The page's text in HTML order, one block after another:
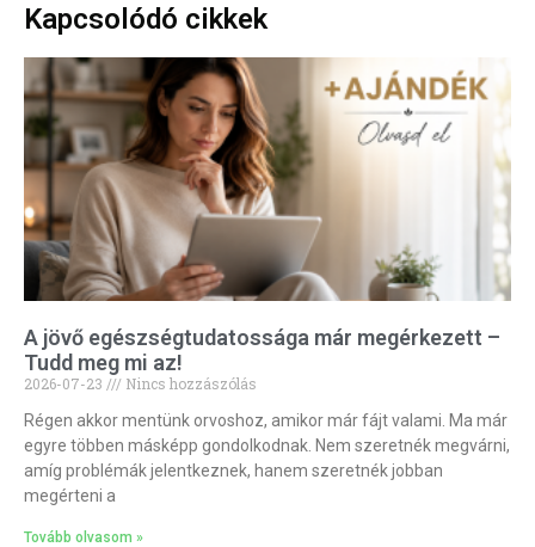
Kapcsolódó cikkek
A jövő egészségtudatossága már megérkezett –
Tudd meg mi az!
2026-07-23
Nincs hozzászólás
Régen akkor mentünk orvoshoz, amikor már fájt valami. Ma már
egyre többen másképp gondolkodnak. Nem szeretnék megvárni,
amíg problémák jelentkeznek, hanem szeretnék jobban
megérteni a
Tovább olvasom »